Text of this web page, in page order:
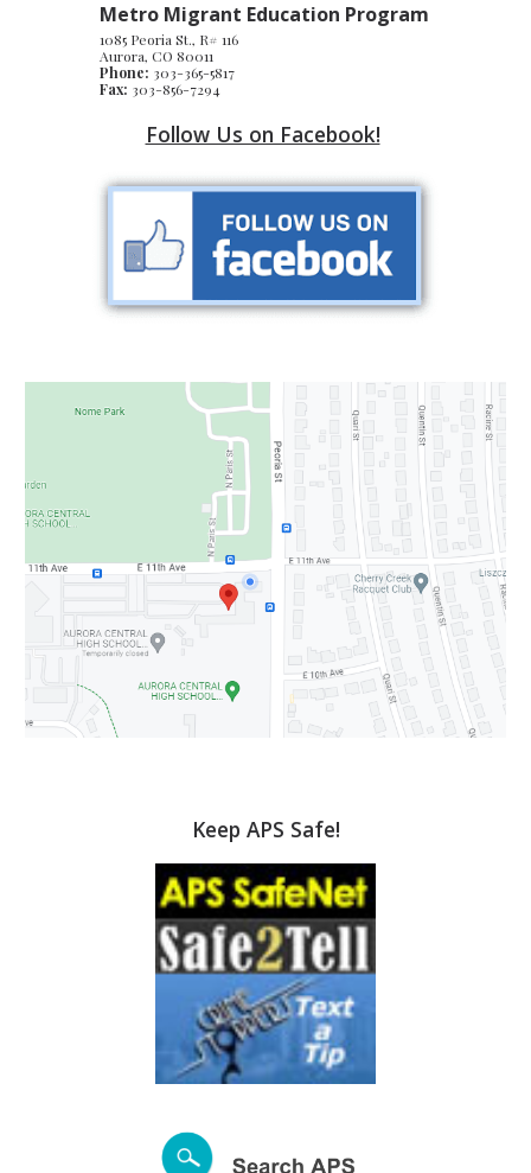
Metro Migrant Education Program
1085 Peoria St., R# 116
Aurora, CO 80011
Phone: 303-365-5817
Fax: 303-856-7294
Follow Us on Facebook!
Keep APS Safe!